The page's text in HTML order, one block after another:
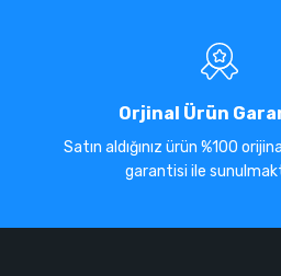
Orjinal Ürün
Satın aldığınız ürün %100
garantisi ile